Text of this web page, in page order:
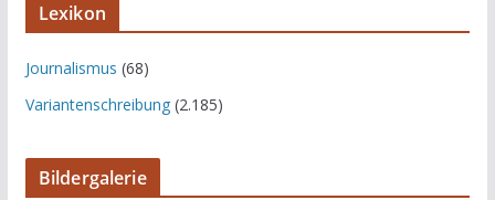
Lexikon
Journalismus (68)
Variantenschreibung(2.185)
Bildergalerie